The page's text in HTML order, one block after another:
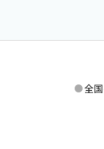
全